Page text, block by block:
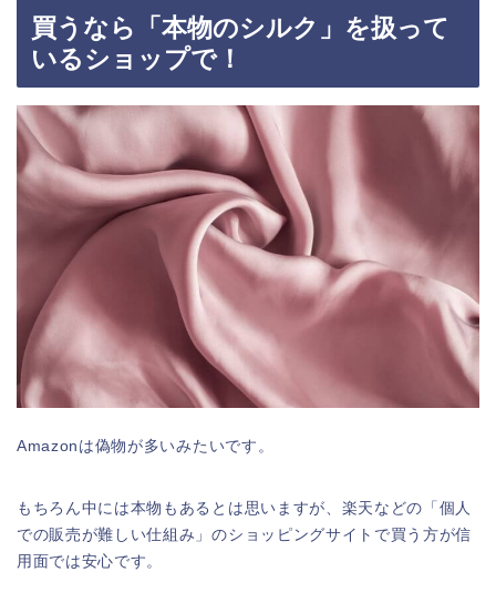
買うなら「本物のシルク」を扱って
いるショップで！
Amazonは偽物が多いみたいです。
もちろん中には本物もあるとは思いますが、楽天などの「個人
での販売が難しい仕組み」のショッピングサイトで買う方が信
用面では安心です。